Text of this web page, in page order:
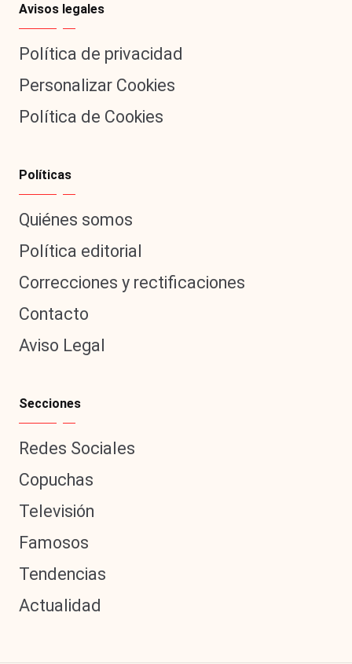
Avisos legales
Política de privacidad
Personalizar Cookies
Política de Cookies
Políticas
Quiénes somos
Política editorial
Correcciones y rectificaciones
Contacto
Aviso Legal
Secciones
Redes Sociales
Copuchas
Televisión
Famosos
Tendencias
Actualidad